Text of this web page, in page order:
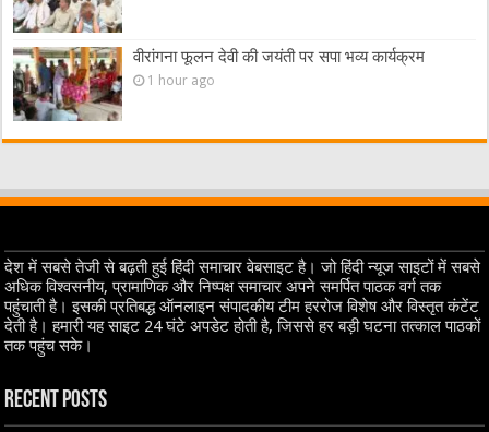
वीरांगना फूलन देवी की जयंती पर सपा भव्य कार्यक्रम
1 hour ago
देश में सबसे तेजी से बढ़ती हुई हिंदी समाचार वेबसाइट है। जो हिंदी न्यूज साइटों में सबसे
अधिक विश्वसनीय, प्रामाणिक और निष्पक्ष समाचार अपने समर्पित पाठक वर्ग तक
पहुंचाती है। इसकी प्रतिबद्ध ऑनलाइन संपादकीय टीम हररोज विशेष और विस्तृत कंटेंट
देती है। हमारी यह साइट 24 घंटे अपडेट होती है, जिससे हर बड़ी घटना तत्काल पाठकों
तक पहुंच सके।
Recent Posts